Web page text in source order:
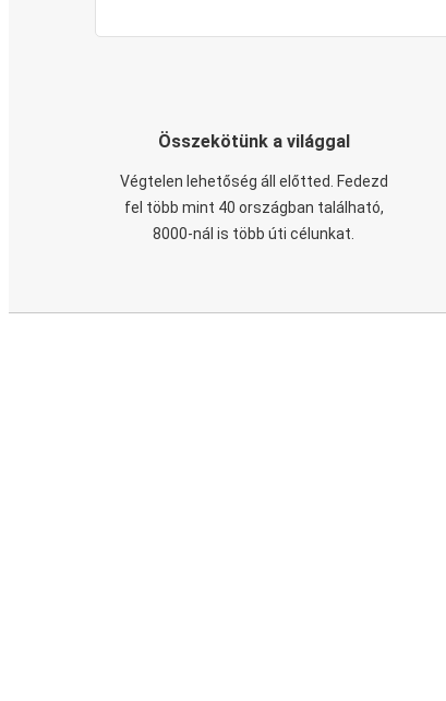
Összekötünk a világgal
Végtelen lehetőség áll előtted. Fedezd
fel több mint 40 országban található,
8000-nál is több úti célunkat.